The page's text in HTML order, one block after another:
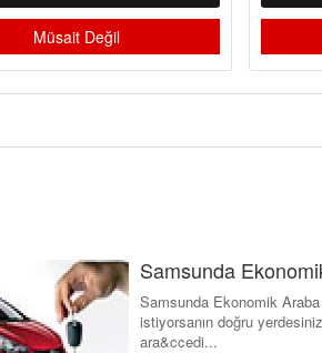
Müsait Değil
Samsunda
Samsunda Ekonomik
istiyorsanın doğru
ara&ccedi...